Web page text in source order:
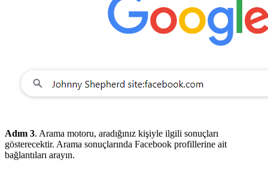
Adım 3. Arama motoru, aradığınız kişiyle ilgili sonuçları
gösterecektir. Arama sonuçlarında Facebook profillerine ait
bağlantıları arayın.